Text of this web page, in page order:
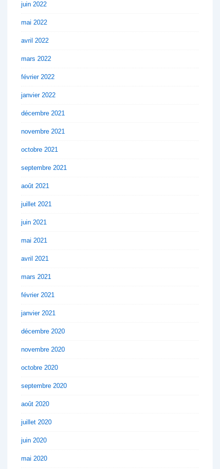
juin 2022
mai 2022
avril 2022
mars 2022
février 2022
janvier 2022
décembre 2021
novembre 2021
octobre 2021
septembre 2021
août 2021
juillet 2021
juin 2021
mai 2021
avril 2021
mars 2021
février 2021
janvier 2021
décembre 2020
novembre 2020
octobre 2020
septembre 2020
août 2020
juillet 2020
juin 2020
mai 2020